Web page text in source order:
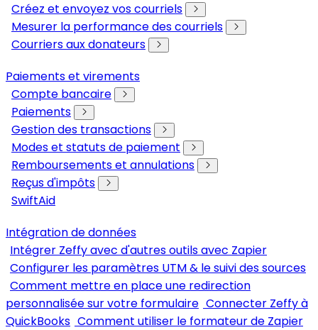
Créez et envoyez vos courriels
Mesurer la performance des courriels
Courriers aux donateurs
Paiements et virements
Compte bancaire
Paiements
Gestion des transactions
Modes et statuts de paiement
Remboursements et annulations
Reçus d'impôts
SwiftAid
Intégration de données
Intégrer Zeffy avec d'autres outils avec Zapier
Configurer les paramètres UTM & le suivi des sources
Comment mettre en place une redirection
personnalisée sur votre formulaire Connecter Zeffy à
QuickBooks Comment utiliser le formateur de Zapier